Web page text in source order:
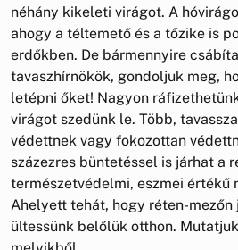
néhány kikeleti virágot. A
ahogy a téltemető és a tőzike is
erdőkben. De bármennyire
tavaszhírnökök, gondoljuk meg,
letépni őket! Nagyon
virágot szedünk le. Több,
védettnek vagy fokozottan
százezres büntetéssel is járhat a
természetvédelmi, eszmei értékű
Ahelyett tehát, hogy réten-
ültessünk belőlük otthon.